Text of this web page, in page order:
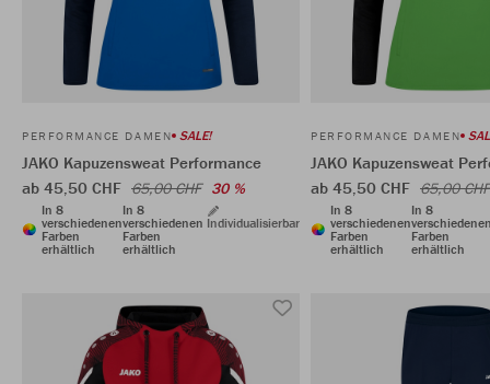
PERFORMANCE DAMEN SALE!
JAKO Kapuzensweat Performance
ab 45,50 CHF 65,00 CHF 30 %
In 8
verschiedenen
Farben
erhältlich
In 8
verschiedenen
Farben
erhältlich
Individualisierbar
PERFORMANCE DAMEN
JAKO Kapuzensweat
ab 45,50 CHF 65,00 CHF
In 8
verschiedenen
Farben
erhältlich
In 8
Farben
erhältlich